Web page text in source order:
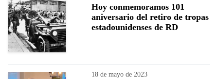
Hoy conmemoramos 101
aniversario del retiro de tropas
estadounidenses de RD
18 de mayo de 2023